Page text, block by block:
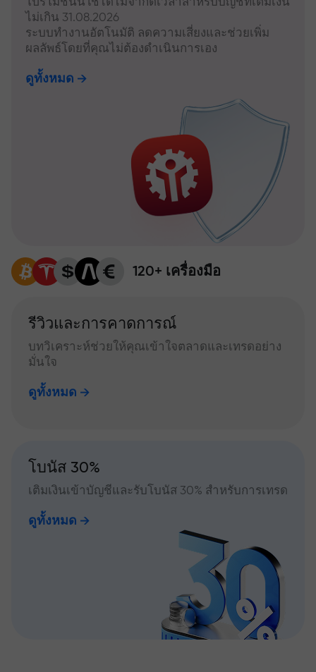
ไม่เกิน 31.08.2026
ระบบทำงานอัตโนมัติ ลดความเสี่ยงและช่วยเพิ่ม
ผลลัพธ์โดยที่คุณไม่ต้องดำเนินการเอง
ดูทั้งหมด
120+ เครื่องมือ
รีวิวและการคาดการณ์
บทวิเคราะห์ช่วยให้คุณเข้าใจตลาดและเทรดอย่าง
มั่นใจ
ดูทั้งหมด
โบนัส 30%
เติมเงินเข้าบัญชีและรับโบนัส 30% สำหรับการเทรด
ดูทั้งหมด